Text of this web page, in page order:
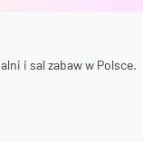
i sal zabaw w Polsce.